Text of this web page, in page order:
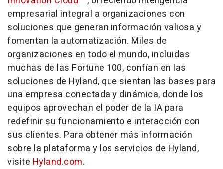
empresarial integral a organizaciones con
soluciones que generan información valiosa y
fomentan la automatización. Miles de
organizaciones en todo el mundo, incluidas
muchas de las Fortune 100, confían en las
soluciones de Hyland, que sientan las bases para
una empresa conectada y dinámica, donde los
equipos aprovechan el poder de la IA para
redefinir su funcionamiento e interacción con
sus clientes. Para obtener más información
sobre la plataforma y los servicios de Hyland,
visite Hyland.com.